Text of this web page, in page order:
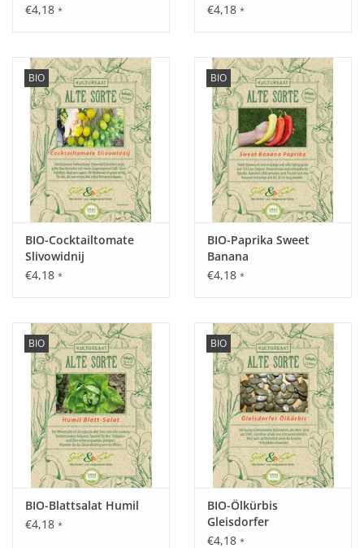
Verwendung:
Ob gebraten, gekocht oder gegrillt ein wahrer Leckerbissen.
Doch auch Zucchini-Pommes sind eine echte Alternative zur
Kartoffelvariante.
Tipp:
Durch Jäten unkrautfrei halten und etwas Kompost in den
Boden einarbeiten.
Inhalt:
10 Korn
€4,18 *
€4,18 *
BIO
BIO-Cocktailtomate
Slivowidnij
€4,18 *
BIO
BIO-Paprika Sweet
Banana
€4,18 *
BIO
BIO-Blattsalat Humil
€4,18 *
BIO
BIO-Ölkürbis
Gleisdorfer
€4,18 *